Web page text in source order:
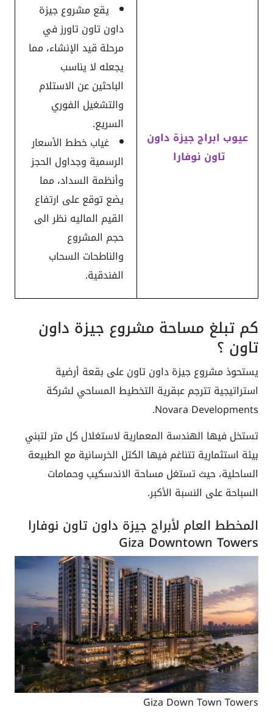
عيوب ابراج جيزة داون
تاون نوفارا
يقع مشروع جيزة
داون تاون تاورز في
مرحلة قيد الإنشاء، مما
يجعله لا يناسب
الباحثين عن الاستلام
والتشغيل الفوري
السريع.
غياب خطط الأسعار
الرسمية وجداول الحجز
وأنظمة السداد، مما
يضع توقع على ارتفاع
القيم الماليه نظر الى
حجم المشروع
والناطحات السحاب
الفندقية.
كم تبلغ مساحة مشروع جيزة داون
تاون ؟
يستحوذ مشروع جيزة داون تاون على بقعة أرضية
استراتيجية تترجم عبقرية التخطيط المساحي لشركة
Novara Developments.
تستخل فيها الهندسة المعمارية لاستغلال كل متر لتبني
بيئة استثمارية تتناغم فيها الكتل الخرسانية مع الطبيعة
الساحلية، حيث تستغل مساحة الاندسكيب وحمامات
السباحة على النسبة الأكبر.
المخطط العام لأبراج جيزة داون تاون نوفارا
Giza Downtown Towers
Giza Down Town Towers